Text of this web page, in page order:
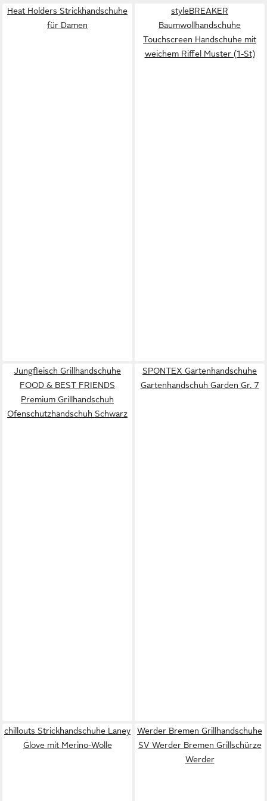
Heat Holders Strickhandschuhe
für Damen
styleBREAKER
Baumwollhandschuhe
Touchscreen Handschuhe mit
weichem Riffel Muster (1-St)
Jungfleisch Grillhandschuhe
FOOD & BEST FRIENDS
Premium Grillhandschuh
Ofenschutzhandschuh Schwarz
SPONTEX Gartenhandschuhe
Gartenhandschuh Garden Gr. 7
chillouts Strickhandschuhe Laney
Glove mit Merino-Wolle
Werder Bremen Grillhandschuhe
SV Werder Bremen Grillschürze
Werder